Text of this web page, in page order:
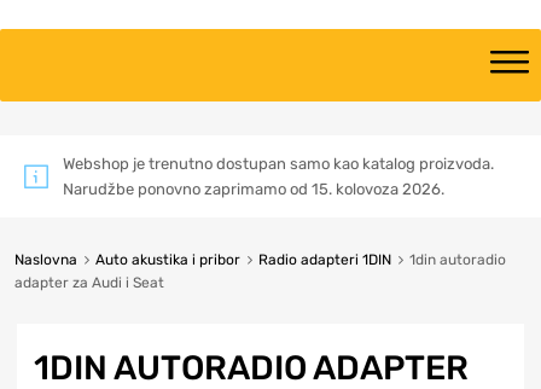
Webshop je trenutno dostupan samo kao katalog proizvoda.
Narudžbe ponovno zaprimamo od 15. kolovoza 2026.
Naslovna Auto akustika i pribor Radio adapteri 1DIN
1din autoradio
adapter za Audi i Seat
1DIN AUTORADIO ADAPTER